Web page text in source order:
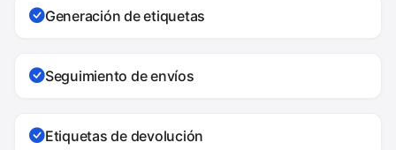
Generación de etiquetas
Seguimiento de envíos
Etiquetas de devolución